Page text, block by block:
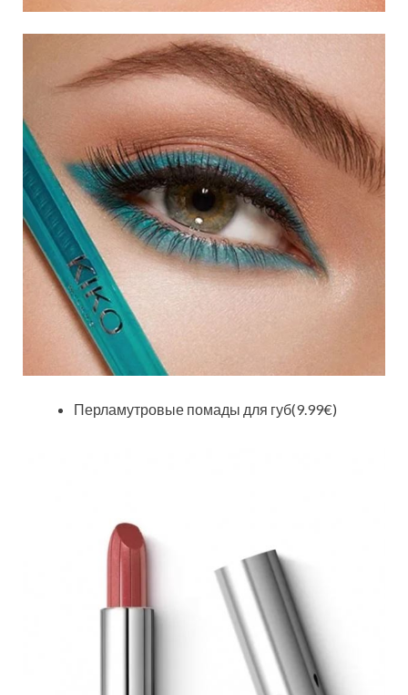
Перламутровые помады для губ(9.99€)